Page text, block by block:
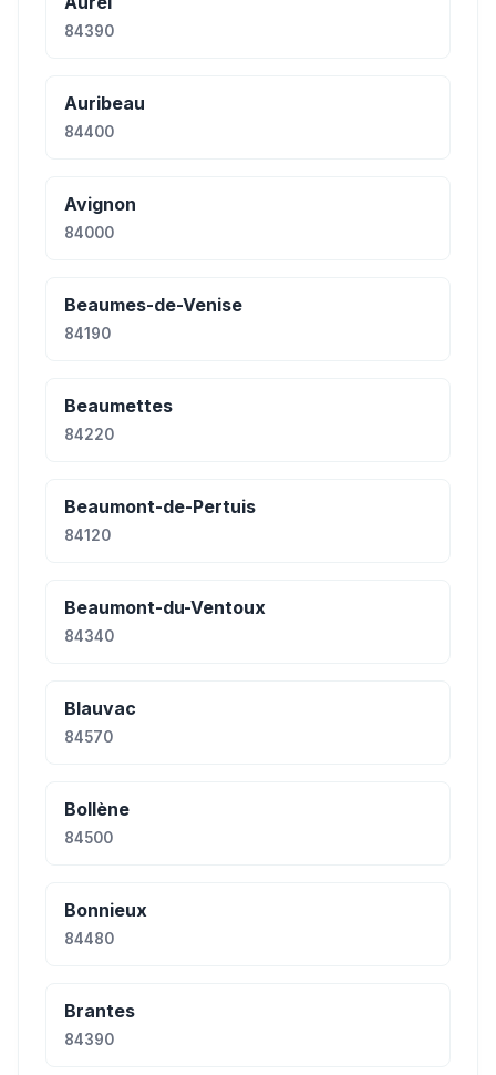
84390
Auribeau
84400
Avignon
84000
Beaumes-de-Venise
84190
Beaumettes
84220
Beaumont-de-Pertuis
84120
Beaumont-du-Ventoux
84340
Blauvac
84570
Bollène
84500
Bonnieux
84480
Brantes
84390